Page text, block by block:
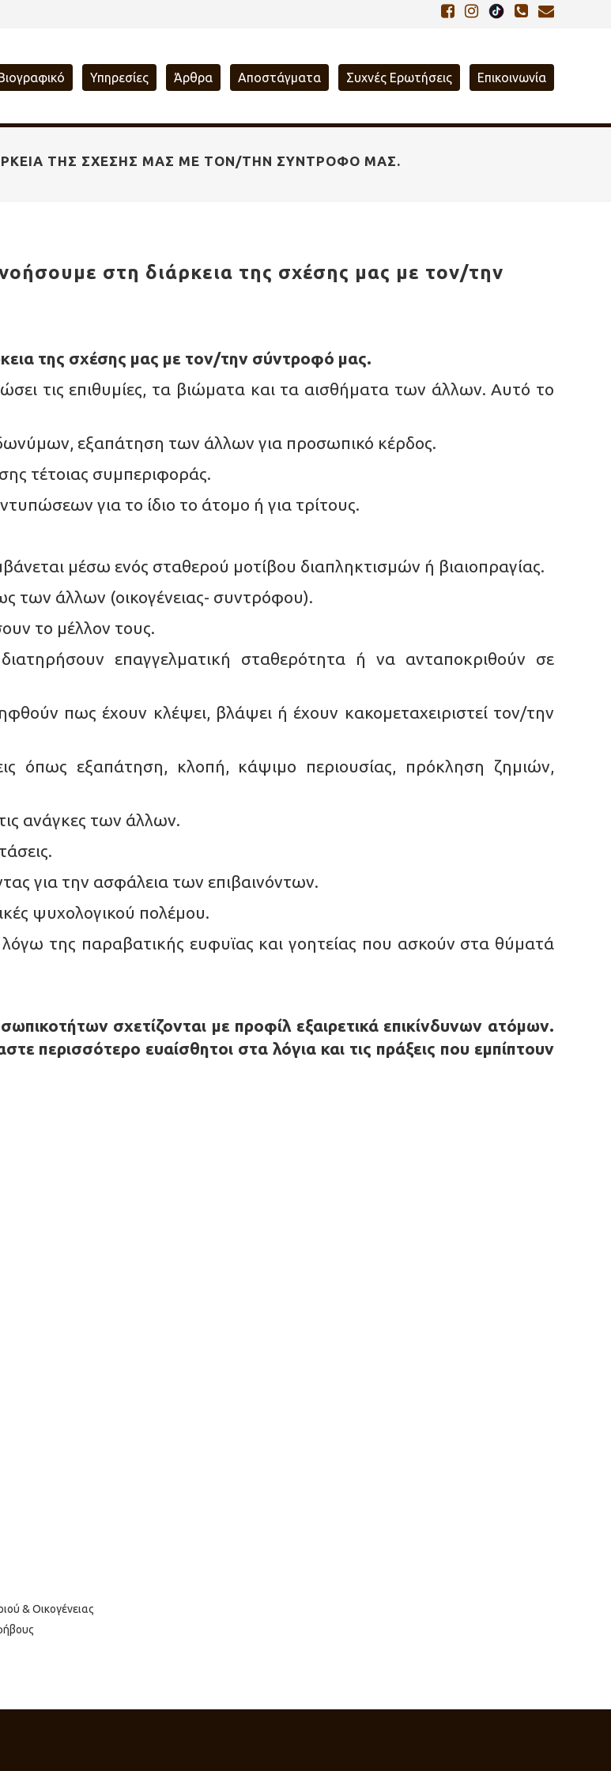
Υπηρεσίες Άρθρα Αποστάγματα Συχνές Ερωτήσεις Επικοινωνία
ΤΗΣ ΣΧΈΣΗΣ ΜΑΣ ΜΕ ΤΟΝ/ΤΗΝ ΣΎΝΤΡΟΦΌ ΜΑΣ.
στη διάρκεια της σχέσης μας με τον/την
της σχέσης μας με τον/την σύντροφό μας.
τις επιθυμίες, τα βιώματα και τα αισθήματα των άλλων. Αυτό το
εξαπάτηση των άλλων για προσωπικό κέρδος.
τέτοιας συμπεριφοράς.
για το ίδιο το άτομο ή για τρίτους.
μέσω ενός σταθερού μοτίβου διαπληκτισμών ή βιαιοπραγίας.
των άλλων (οικογένειας- συντρόφου).
το μέλλον τους.
επαγγελματική σταθερότητα ή να ανταποκριθούν σε
πως έχουν κλέψει, βλάψει ή έχουν κακομεταχειριστεί τον/την
όπως εξαπάτηση, κλοπή, κάψιμο περιουσίας, πρόκληση ζημιών,
ανάγκες των άλλων.
για την ασφάλεια των επιβαινόντων.
ψυχολογικού πολέμου.
της παραβατικής ευφυϊας και γοητείας που ασκούν στα θύματά
σχετίζονται με προφίλ εξαιρετικά επικίνδυνων ατόμων.
περισσότερο ευαίσθητοι στα λόγια και τις πράξεις που εμπίπτουν
& Οικογένειας